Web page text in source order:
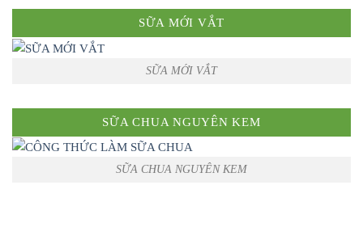
SỮA MỚI VẮT
SỮA MỚI VẮT
SỮA CHUA NGUYÊN KEM
SỮA CHUA NGUYÊN KEM